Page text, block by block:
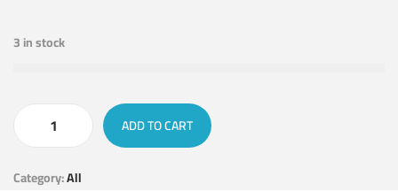
3 in stock
ADD TO CART
Category:All